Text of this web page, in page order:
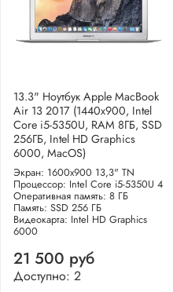
13.3" Ноутбук Apple MacBook
Air 13 2017 (1440x900, Intel
Core i5-5350U, RAM 8ГБ, SSD
256ГБ, Intel HD Graphics
6000, MacOS)
Экран: 1600x900 13,3" TN
Процессор: Intel Core i5-5350U 4
Оперативная память: 8 ГБ
Память: SSD 256 ГБ
Видеокарта: Intel HD Graphics
6000
21 500 руб
Доступно: 2